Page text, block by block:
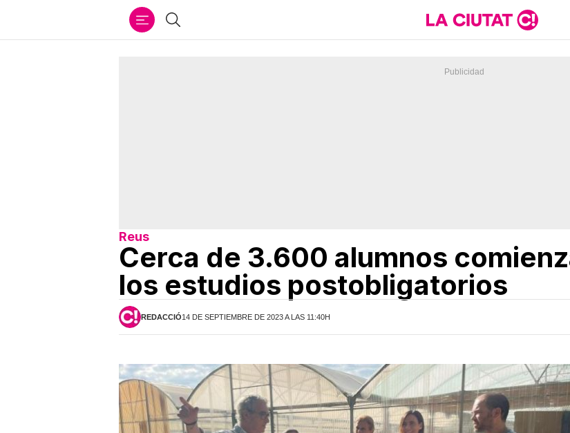
Buscar
Reus
Cerca de 3.600 alumnos
los estudios postobligatorios
REDACCIÓ14 DE SEPTIEMBRE DE 2023 A LAS 11:40H